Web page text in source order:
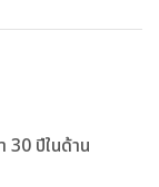
ปีในด้าน